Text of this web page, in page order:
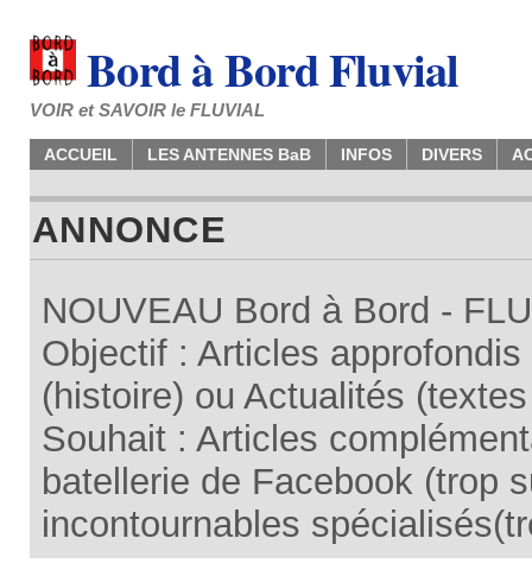
Bord à Bord Fluvial
VOIR et SAVOIR le FLUVIAL
ACCUEIL LES ANTENNES BaB INFOS DIVERS
ANNONCE
NOUVEAU Bord à Bord -
Objectif : Articles
(histoire) ou Actualités
Souhait : Articles
batellerie de Facebook (trop
incontournables